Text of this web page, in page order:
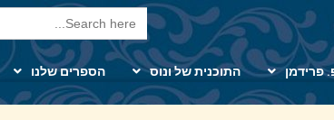
Search
for:
Search Button
פרידמן התוכנית של ונוס הספרים שלנו